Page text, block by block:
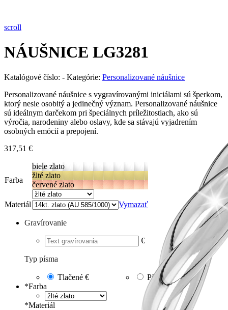
scroll
NÁUŠNICE LG3281
Katalógové číslo: - Kategórie: Personalizované náušnice
Personalizované náušnice s vygravírovanými iniciálami sú šperkom,
ktorý nesie osobitý a jedinečný význam. Personalizované náušnice
sú ideálnym darčekom pri špeciálnych príležitostiach, ako sú
výročia, narodeniny alebo oslavy, kde sa stávajú vyjadrením
osobných emócií a prepojení.
317,51 €
Farba
biele zlato
žlté zlato
červené zlato
Materiál Vymazať
Gravírovanie
€
Typ písma
Tlačené € Písané €
*Farba
*Materiál